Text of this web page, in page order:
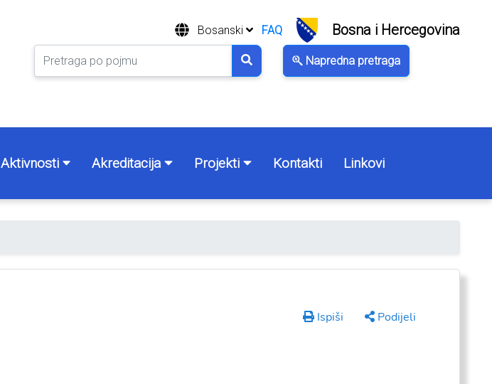
Napredna pretraga
Bosanski FAQ Bosna i Hercegovina
Aktivnosti Akreditacija Projekti Kontakti Linkovi
Ispiši Podijeli